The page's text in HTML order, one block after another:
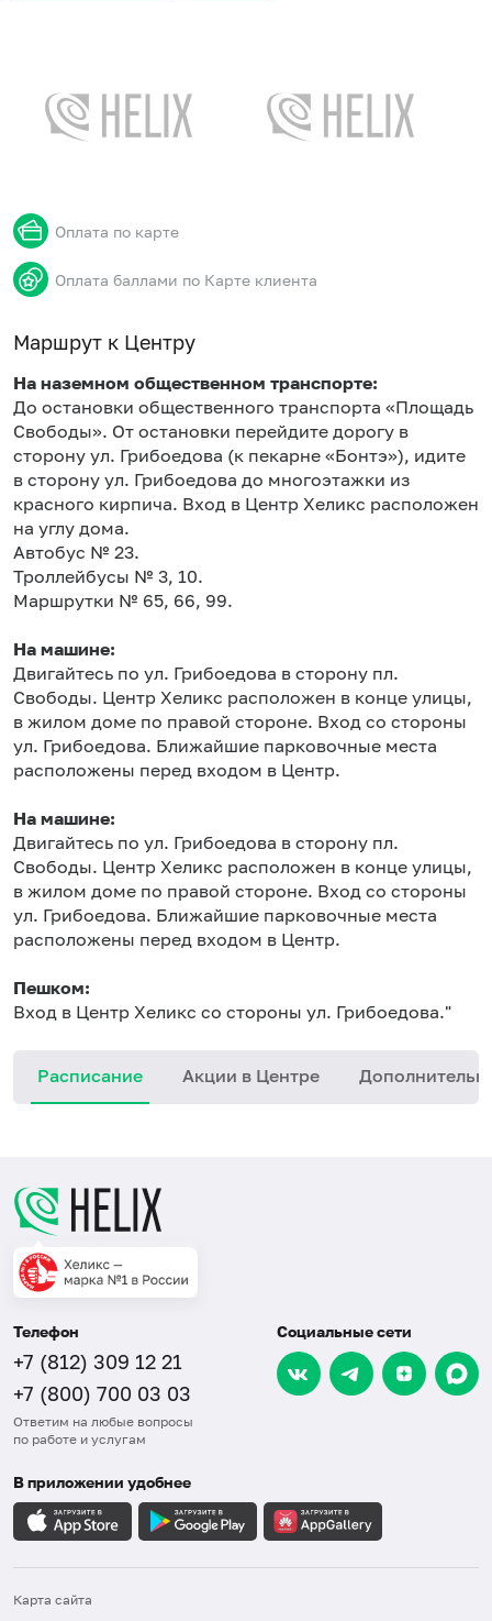
Оплата по карте
Оплата баллами по Карте клиента
Маршрут к Центру
На наземном общественном транспорте:
До остановки общественного транспорта «Площадь
Свободы». От остановки перейдите дорогу в
сторону ул. Грибоедова (к пекарне «Бонтэ»), идите
в сторону ул. Грибоедова до многоэтажки из
красного кирпича. Вход в Центр Хеликс расположен
на углу дома.
Автобус № 23.
Троллейбусы № 3, 10.
Маршрутки № 65, 66, 99.
На машине:
Двигайтесь по ул. Грибоедова в сторону пл.
Свободы. Центр Хеликс расположен в конце улицы,
в жилом доме по правой стороне. Вход со стороны
ул. Грибоедова. Ближайшие парковочные места
расположены перед входом в Центр.
На машине:
Двигайтесь по ул. Грибоедова в сторону пл.
Свободы. Центр Хеликс расположен в конце улицы,
в жилом доме по правой стороне. Вход со стороны
ул. Грибоедова. Ближайшие парковочные места
расположены перед входом в Центр.
Пешком:
Вход в Центр Хеликс со стороны ул. Грибоедова."
Расписание Акции в Центре
Телефон
+7 (812) 309 12 21
+7 (800) 700 03 03
Ответим на любые вопросы
по работе и услугам
Социальные сети
В приложении удобнее
Карта сайта